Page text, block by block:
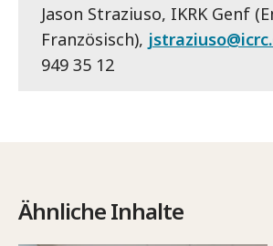
Jason Straziuso, IKRK Genf
Französisch),
949 35 12
Ähnliche Inhalte